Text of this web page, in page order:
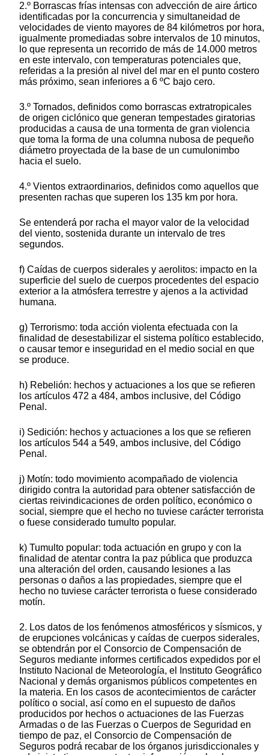
2.º Borrascas frías intensas con advección de aire ártico
identificadas por la concurrencia y simultaneidad de
velocidades de viento mayores de 84 kilómetros por hora,
igualmente promediadas sobre intervalos de 10 minutos,
lo que representa un recorrido de más de 14.000 metros
en este intervalo, con temperaturas potenciales que,
referidas a la presión al nivel del mar en el punto costero
más próximo, sean inferiores a 6 ºC bajo cero.
3.º Tornados, definidos como borrascas extratropicales
de origen ciclónico que generan tempestades giratorias
producidas a causa de una tormenta de gran violencia
que toma la forma de una columna nubosa de pequeño
diámetro proyectada de la base de un cumulonimbo
hacia el suelo.
4.º Vientos extraordinarios, definidos como aquellos que
presenten rachas que superen los 135 km por hora.
Se entenderá por racha el mayor valor de la velocidad
del viento, sostenida durante un intervalo de tres
segundos.
f) Caídas de cuerpos siderales y aerolitos: impacto en la
superficie del suelo de cuerpos procedentes del espacio
exterior a la atmósfera terrestre y ajenos a la actividad
humana.
g) Terrorismo: toda acción violenta efectuada con la
finalidad de desestabilizar el sistema político establecido,
o causar temor e inseguridad en el medio social en que
se produce.
h) Rebelión: hechos y actuaciones a los que se refieren
los artículos 472 a 484, ambos inclusive, del Código
Penal.
i) Sedición: hechos y actuaciones a los que se refieren
los artículos 544 a 549, ambos inclusive, del Código
Penal.
j) Motín: todo movimiento acompañado de violencia
dirigido contra la autoridad para obtener satisfacción de
ciertas reivindicaciones de orden político, económico o
social, siempre que el hecho no tuviese carácter terrorista
o fuese considerado tumulto popular.
k) Tumulto popular: toda actuación en grupo y con la
finalidad de atentar contra la paz pública que produzca
una alteración del orden, causando lesiones a las
personas o daños a las propiedades, siempre que el
hecho no tuviese carácter terrorista o fuese considerado
motín.
2. Los datos de los fenómenos atmosféricos y sísmicos, y
de erupciones volcánicas y caídas de cuerpos siderales,
se obtendrán por el Consorcio de Compensación de
Seguros mediante informes certificados expedidos por el
Instituto Nacional de Meteorología, el Instituto Geográfico
Nacional y demás organismos públicos competentes en
la materia. En los casos de acontecimientos de carácter
político o social, así como en el supuesto de daños
producidos por hechos o actuaciones de las Fuerzas
Armadas o de las Fuerzas o Cuerpos de Seguridad en
tiempo de paz, el Consorcio de Compensación de
Seguros podrá recabar de los órganos jurisdiccionales y